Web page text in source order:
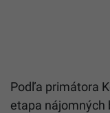
Podľa primátora
etapa nájomných